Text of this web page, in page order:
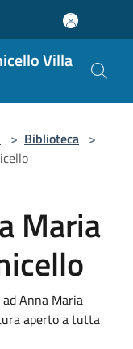
Villa
> Biblioteca >
Maria
Anna Maria
aperto a tutta